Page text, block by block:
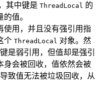
其中键是 ThreadLocal 的
值。
使用，并且没有强引用指
个 ThreadLocal 对象。然
是弱引用，但值却是强引
身会被回收，值依然会被
致值无法被垃圾回收，从